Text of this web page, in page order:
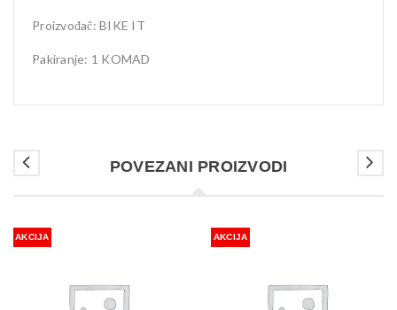
Proizvođač: BIKE IT
Pakiranje: 1 KOMAD
POVEZANI PROIZVODI
AKCIJA AKCIJA